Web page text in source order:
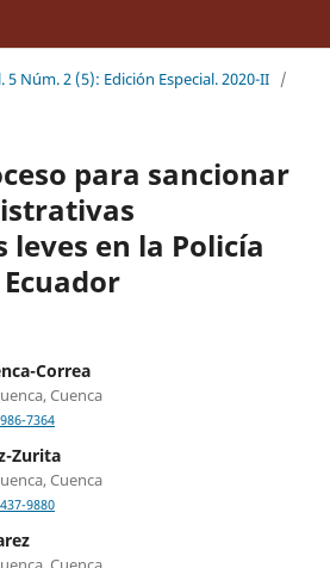
5 Núm. 2 (5): Edición Especial. 2020-II /
para sancionar
en la Policía
Correa
Cuenca
7364
Zurita
Cuenca
9880